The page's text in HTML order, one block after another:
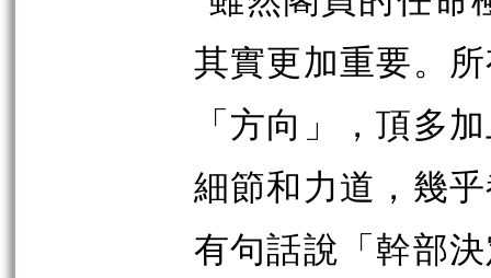
其實更加重要。
「方向」，頂多
細節和力道，幾
有句話說「幹部